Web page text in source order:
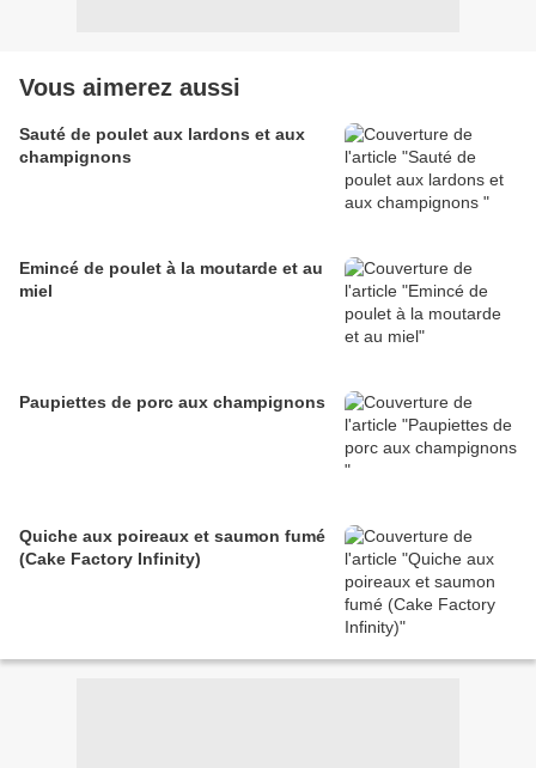
Vous aimerez aussi
Sauté de poulet aux lardons et aux
champignons
Emincé de poulet à la moutarde et au
miel
Paupiettes de porc aux champignons
Quiche aux poireaux et saumon fumé
(Cake Factory Infinity)